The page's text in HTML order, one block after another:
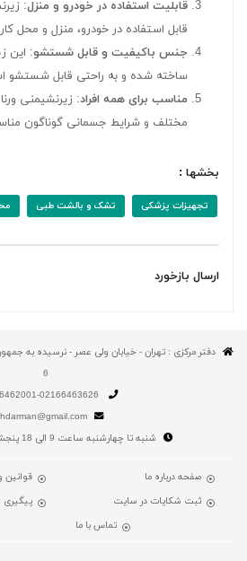
قابلیت استفاده در خودرو و منزل
قابل استفاده در خودرو، منزل و محل
جنس باکیفیت و قابل شستشو: این
ساخته شده و به راحتی قابل شستشو
مناسب برای همه افراد: زیرنشیمنی
مختلف و شرایط جسمانی گوناگون
بخشها :
تجهیزات پزشکی تشک و بالشت طبی
ارسال بازخورد
6
شنبه تا چهارشنبه ساعت 9 الی 18 پنجشنبه ساعت 9 الی 14
صفحه درباره ما
قوانین
ثبت شکایات در سایت
تماس با ما